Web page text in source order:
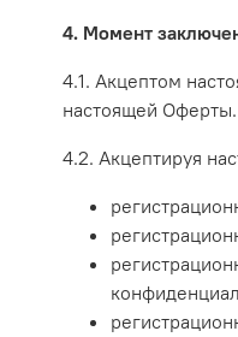
4. Момент
4.1. Акцептом
настоящей Оферты.
4.2. Акцептируя